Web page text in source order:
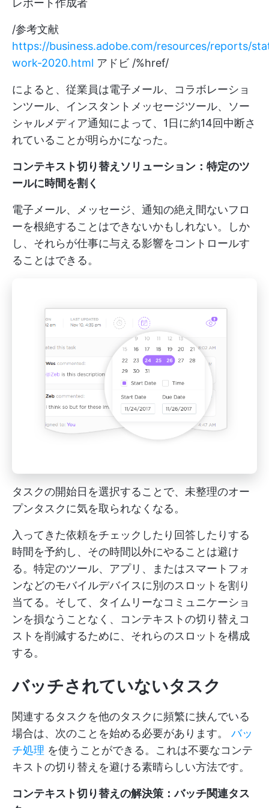
レポート作成者
/参考文献
https://business.adobe.com/resources/reports/
work-2020.html アドビ /%href/
によると、従業員は電子メール、コラボレーショ
ンツール、インスタントメッセージツール、ソー
シャルメディア通知によって、1日に約14回中断さ
れていることが明らかになった。
コンテキスト切り替えソリューション：特定のツ
ールに時間を割く
電子メール、メッセージ、通知の絶え間ないフロ
ーを根絶することはできないかもしれない。しか
し、それらが仕事に与える影響をコントロールす
ることはできる。
タスクの開始日を選択することで、未整理のオー
プンタスクに気を取られなくなる。
入ってきた依頼をチェックしたり回答したりする
時間を予約し、その時間以外にやることは避け
る。特定のツール、アプリ、またはスマートフォ
ンなどのモバイルデバイスに別のスロットを割り
当てる。そして、タイムリーなコミュニケーショ
ンを損なうことなく、コンテキストの切り替えコ
ストを削減するために、それらのスロットを構成
する。
バッチされていないタスク
関連するタスクを他のタスクに頻繁に挟んでいる
場合は、次のことを始める必要があります。 バッ
チ処理 を使うことができる。これは不要なコンテ
キストの切り替えを避ける素晴らしい方法です。
コンテキスト切り替えの解決策：バッチ関連タス